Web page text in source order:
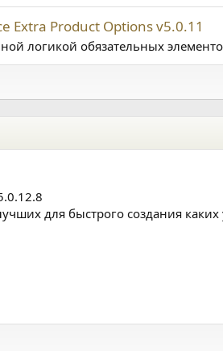
Extra Product Options v5.0.11
логикой обязательных
для быстрого создания